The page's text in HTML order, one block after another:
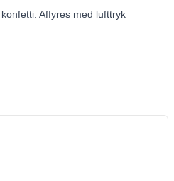
Affyres med lufttryk